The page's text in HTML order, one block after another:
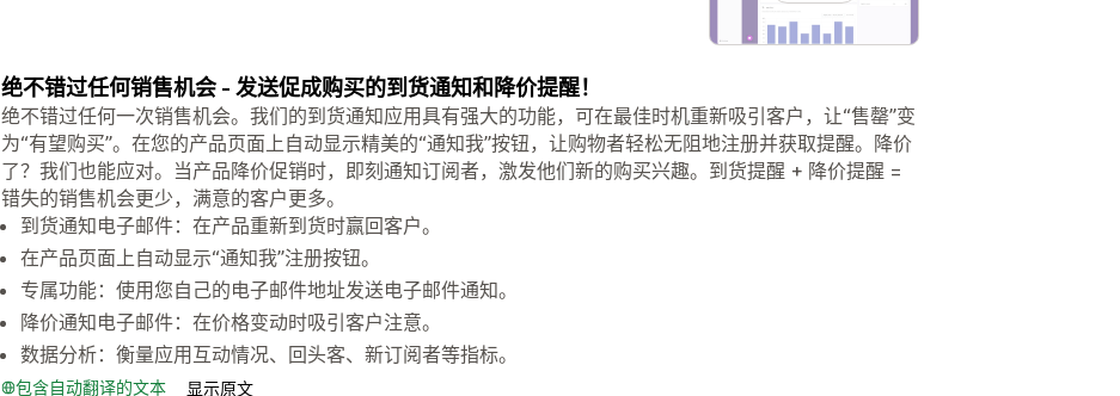
绝不错过任何销售机会 - 发送促成购买的到货通知和降价提醒！
绝不错过任何一次销售机会。我们的到货通知应用具有强大的功能，可在最佳时机重新吸引客户，让“售罄”变
为“有望购买”。在您的产品页面上自动显示精美的“通知我”按钮，让购物者轻松无阻地注册并获取提醒。降价
了？我们也能应对。当产品降价促销时，即刻通知订阅者，激发他们新的购买兴趣。到货提醒 + 降价提醒 =
错失的销售机会更少，满意的客户更多。
到货通知电子邮件：在产品重新到货时赢回客户。
在产品页面上自动显示“通知我”注册按钮。
专属功能：使用您自己的电子邮件地址发送电子邮件通知。
降价通知电子邮件：在价格变动时吸引客户注意。
数据分析：衡量应用互动情况、回头客、新订阅者等指标。
包含自动翻译的文本 显示原文